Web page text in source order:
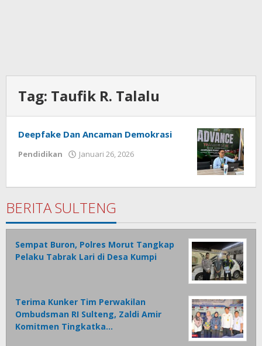
Tag: Taufik R. Talalu
Deepfake Dan Ancaman Demokrasi
Pendidikan Januari 26, 2026
BERITA SULTENG
Sempat Buron, Polres Morut Tangkap
Pelaku Tabrak Lari di Desa Kumpi
Terima Kunker Tim Perwakilan
Ombudsman RI Sulteng, Zaldi Amir
Komitmen Tingkatka…